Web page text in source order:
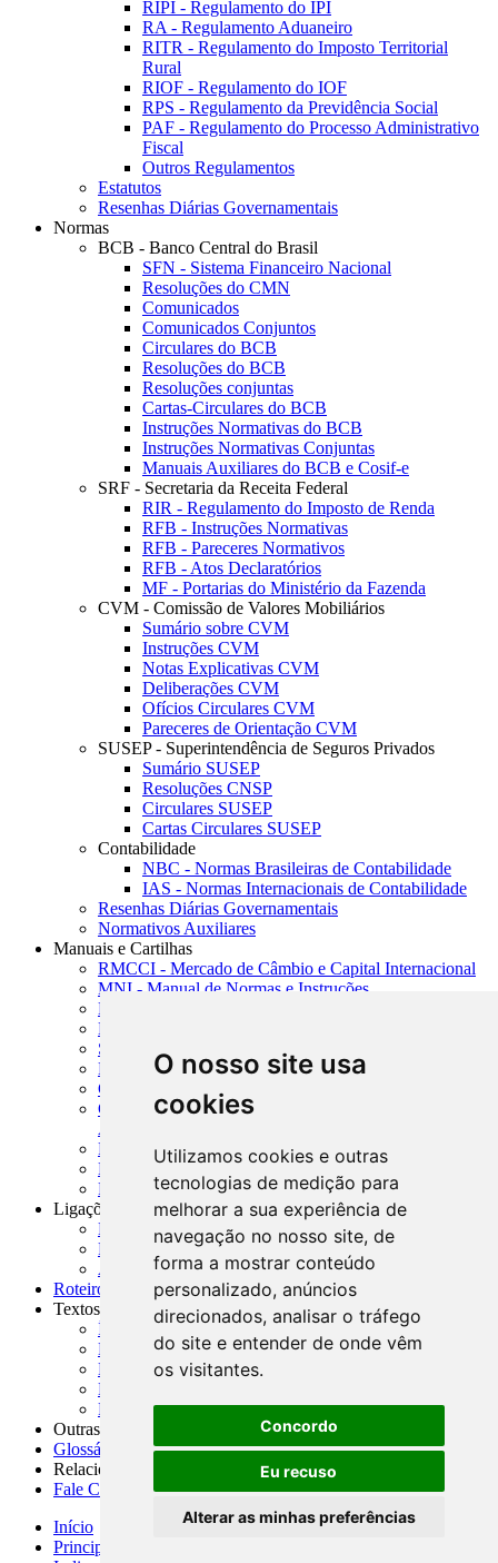
O nosso site usa
cookies
Utilizamos cookies e outras
tecnologias de medição para
melhorar a sua experiência de
navegação no nosso site, de
forma a mostrar conteúdo
personalizado, anúncios
direcionados, analisar o tráfego
do site e entender de onde vêm
os visitantes.
Concordo
Eu recuso
Alterar as minhas preferências
RIPI - Regulamento do IPI
RA - Regulamento Aduaneiro
RITR - Regulamento do Imposto Territorial
Rural
RIOF - Regulamento do IOF
RPS - Regulamento da Previdência Social
PAF - Regulamento do Processo Administrativo
Fiscal
Outros Regulamentos
Estatutos
Resenhas Diárias Governamentais
Normas
BCB - Banco Central do Brasil
SFN - Sistema Financeiro Nacional
Resoluções do CMN
Comunicados
Comunicados Conjuntos
Circulares do BCB
Resoluções do BCB
Resoluções conjuntas
Cartas-Circulares do BCB
Instruções Normativas do BCB
Instruções Normativas Conjuntas
Manuais Auxiliares do BCB e Cosif-e
SRF - Secretaria da Receita Federal
RIR - Regulamento do Imposto de Renda
RFB - Instruções Normativas
RFB - Pareceres Normativos
RFB - Atos Declaratórios
MF - Portarias do Ministério da Fazenda
CVM - Comissão de Valores Mobiliários
Sumário sobre CVM
Instruções CVM
Notas Explicativas CVM
Deliberações CVM
Ofícios Circulares CVM
Pareceres de Orientação CVM
SUSEP - Superintendência de Seguros Privados
Sumário SUSEP
Resoluções CNSP
Circulares SUSEP
Cartas Circulares SUSEP
Contabilidade
NBC - Normas Brasileiras de Contabilidade
IAS - Normas Internacionais de Contabilidade
Resenhas Diárias Governamentais
Normativos Auxiliares
Manuais e Cartilhas
RMCCI - Mercado de Câmbio e Capital Internacional
MNI - Manual de Normas e Instruções
MTVM - Manual de Títulos e Valores Mobiliários
MCR - Manual de Crédito Rural
SISORF - Manual de Organização do SFN
MASUP - Manual de Supervisão Bancária
CADOC - Catálogo de Documentos
CNAE-CONCLA - Classificação Nacional de
Atividades Econômicas
PMF - Cartilhas do BCB
Manuais Auxiliares do BCB e Cosif-e
Resenhas Diárias Governamentais
Ligações Externas
Links Úteis
Presidência da República
Agências Nacionais Reguladoras
Roteiros para Estudos
Textos
Índice de Textos
Editorial
Monografias
Na Imprensa
Fórum de Discussão
Outras ferramentas
Glossário
Relacionamento
Fale Conosco
Início
Principais notícias